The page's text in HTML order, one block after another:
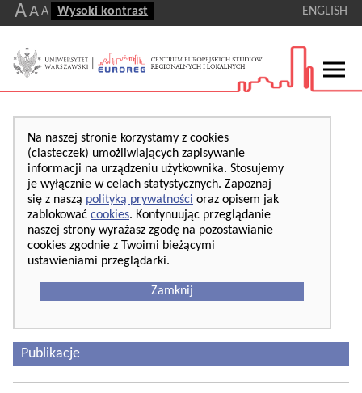
AA A Wysoki kontrast ENGLISH
Na naszej stronie korzystamy z cookies
(ciasteczek) umożliwiających zapisywanie
informacji na urządzeniu użytkownika. Stosujemy
je wyłącznie w celach statystycznych. Zapoznaj
się z naszą polityką prywatności oraz opisem jak
zablokować cookies. Kontynuując przeglądanie
naszej strony wyrażasz zgodę na pozostawianie
cookies zgodnie z Twoimi bieżącymi
ustawieniami przeglądarki.
Zamknij
Publikacje